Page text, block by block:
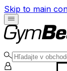
Skip to main